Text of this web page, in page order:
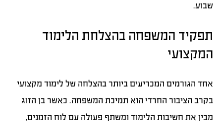
שבוע.
תפקיד המשפחה בהצלחת הלימוד
המקצועי
אחד הגורמים המכריעים ביותר בהצלחה של לימוד מקצועי
בקרב הציבור החרדי הוא תמיכת המשפחה. כאשר בן הזוג
מבין את חשיבות הלימוד ומשתף פעולה עם לוח הזמנים,